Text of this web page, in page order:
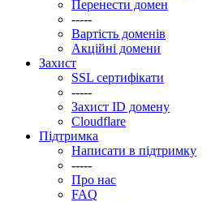
Перенести домен
-----
Вартість доменів
Акційні домени
Захист
SSL сертифікати
-----
Захист ID домену
Clоudflare
Підтримка
Написати в підтримку
-----
Про нас
FAQ